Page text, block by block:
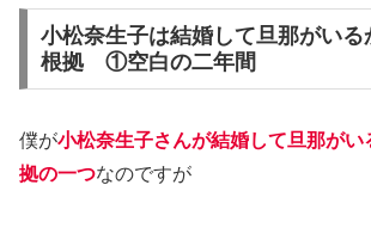
小松奈生子は結婚して旦那がいる
根拠 ①空白の二年間
僕が小松奈生子さんが結婚して旦那がい
拠の一つなのですが